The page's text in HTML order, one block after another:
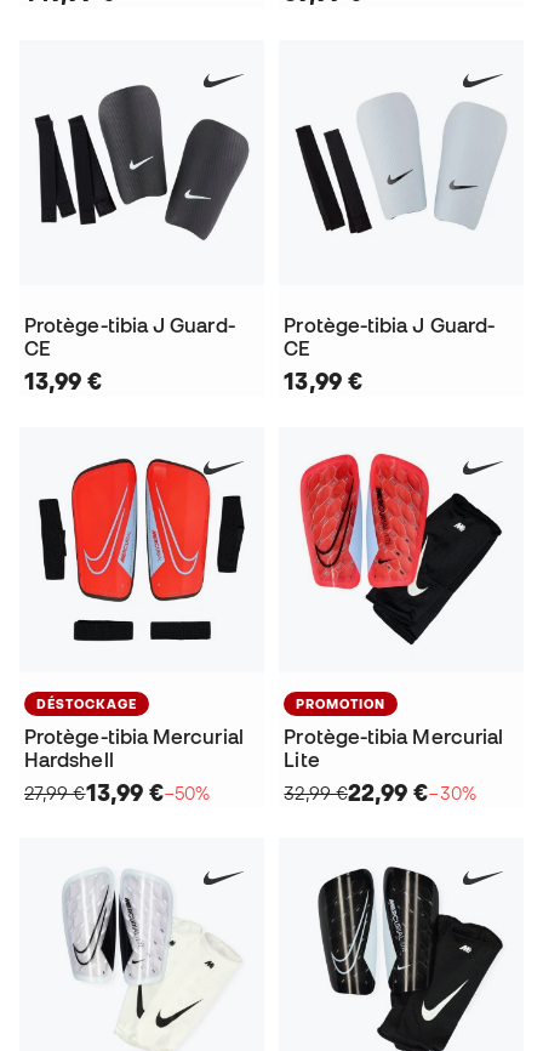
Protège-tibia J Guard-
CE
13,99 €
Protège-tibia J Guard-
CE
13,99 €
DÉSTOCKAGE
Protège-tibia Mercurial
Hardshell
27,99 €13,99 €−50%
PROMOTION
Protège-tibia Mercurial
Lite
32,99 €22,99 €−30%